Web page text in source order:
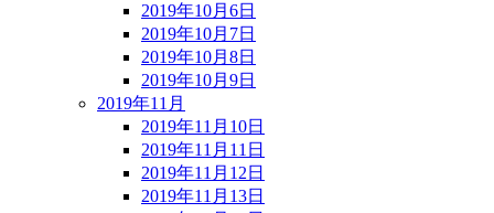
2019年10月6日
2019年10月7日
2019年10月8日
2019年10月9日
2019年11月
2019年11月10日
2019年11月11日
2019年11月12日
2019年11月13日